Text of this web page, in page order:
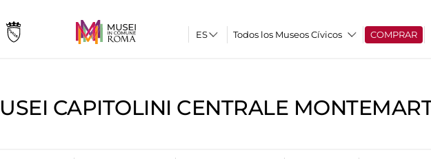
Todos los Museos Cívicos COMPRAR
CAPITOLINI CENTRALE